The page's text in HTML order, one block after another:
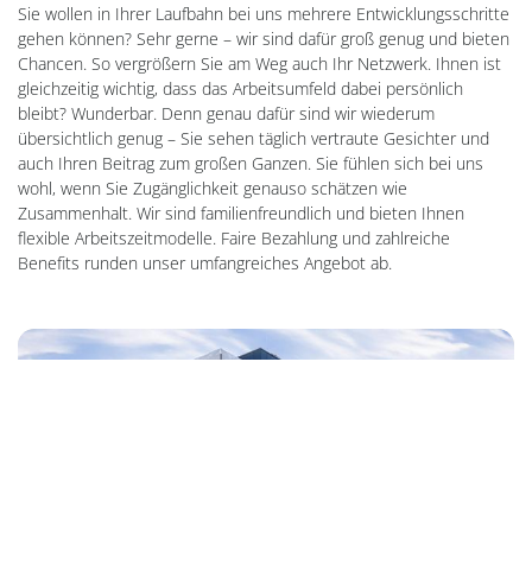
Sie wollen in Ihrer Laufbahn bei uns mehrere Entwicklungsschritte
gehen können? Sehr gerne – wir sind dafür groß genug und bieten
Chancen. So vergrößern Sie am Weg auch Ihr Netzwerk. Ihnen ist
gleichzeitig wichtig, dass das Arbeitsumfeld dabei persönlich
bleibt? Wunderbar. Denn genau dafür sind wir wiederum
übersichtlich genug – Sie sehen täglich vertraute Gesichter und
auch Ihren Beitrag zum großen Ganzen. Sie fühlen sich bei uns
wohl, wenn Sie Zugänglichkeit genauso schätzen wie
Zusammenhalt. Wir sind familienfreundlich und bieten Ihnen
flexible Arbeitszeitmodelle. Faire Bezahlung und zahlreiche
Benefits runden unser umfangreiches Angebot ab.